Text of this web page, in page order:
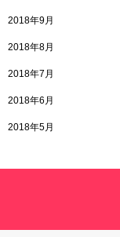
2018年9月
2018年8月
2018年7月
2018年6月
2018年5月